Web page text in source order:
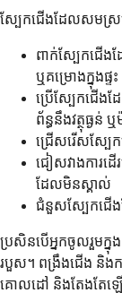
ស្បែកជើងដែលសមស្រប
ពាក់ស្បែកជើងដ
ឬគម្រោងក្នុងផ្ទះ
ប្រើស្បែកជើងដ
ព័ន្ធនឹងវត្ថុធ្ងន់
ជ្រើសរើសស្បែ
ជៀសវាងការដ
ដែលមិនស្គាល់
ជំនួសស្បែកជើង
ប្រសិនបើអ្នកចូលរួមក្នុ
របួស។ ពង្រឹងជើង និង
គោលដៅ និងតែងតែឡើ